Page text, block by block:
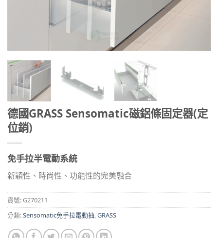
德國GRASS Sensomatic磁鋁條固定器(定
位銷)
免手拉半電動系統
新穎性、時尚性、功能性的完美融合
貨號:G270211
分類:Sensomatic免手拉電動抽,GRASS